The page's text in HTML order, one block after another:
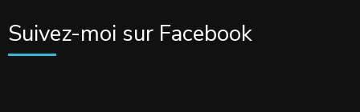
Suivez-moi sur Facebook